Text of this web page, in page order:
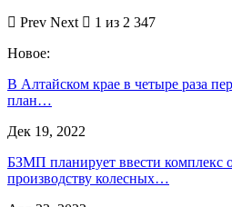
Prev Next
1 из 2 347
Новое:
В Алтайском крае в четыре раза
план…
Дек 19, 2022
БЗМП планирует ввести комплекс
производству колесных…